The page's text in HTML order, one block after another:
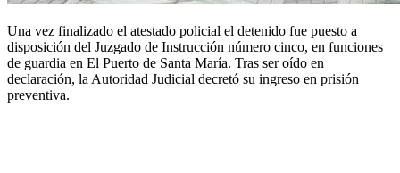
Una vez finalizado el atestado policial el detenido fue puesto a
disposición del Juzgado de Instrucción número cinco, en funciones
de guardia en El Puerto de Santa María. Tras ser oído en
declaración, la Autoridad Judicial decretó su ingreso en prisión
preventiva.